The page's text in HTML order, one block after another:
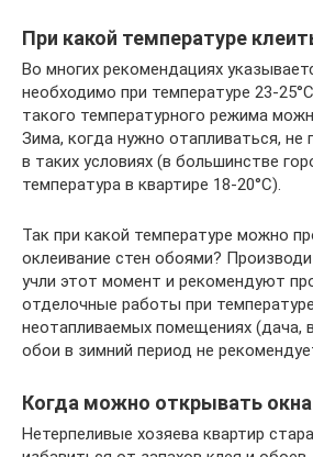
При какой температуре
Во многих рекомендациях
необходимо при температуре 23-
такого температурного режима
Зима, когда нужно отапливаться, не
в таких условиях (в большинстве
температура в квартире 18-20°С).
Так при какой температуре можно
оклеивание стен обоями?
учли этот момент и рекомендуют
отделочные работы при
неотапливаемых помещениях (дача,
обои в зимний период не
Когда можно открывать
Нетерпеливые хозяева квартир